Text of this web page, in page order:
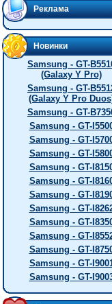
Реклама
Новинки
Samsung - GT-
(Galaxy Y Pro)
Samsung - GT-
(Galaxy Y Pro
Samsung - GT-
Samsung - GT-
Samsung - GT-
Samsung - GT-
Samsung - GT-
Samsung - GT-
Samsung - GT-
Samsung - GT-
Samsung - GT-
Samsung - GT-
Samsung - GT-
Samsung - GT-
Samsung - GT-